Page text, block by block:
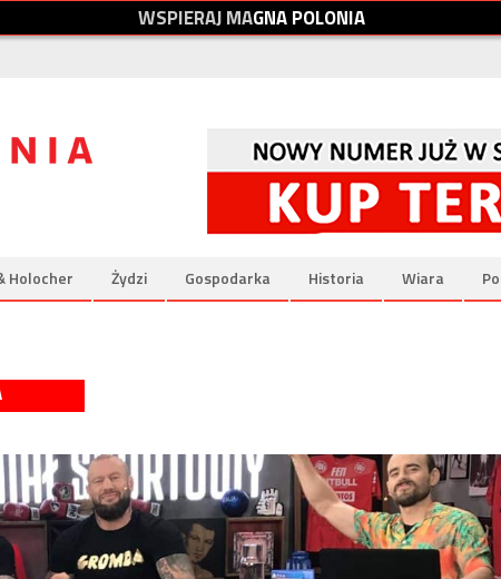
WSPIERAJMAGNAPOLONIA
Holocher Żydzi Gospodarka Historia Wiara